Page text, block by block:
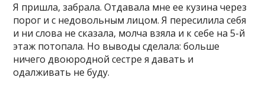
Я пришла, забрала. Отдавала мне ее кузина через
порог и с недовольным лицом. Я пересилила себя
и ни слова не сказала, молча взяла и к себе на 5-й
этаж потопала. Но выводы сделала: больше
ничего двоюродной сестре я давать и
одалживать не буду.